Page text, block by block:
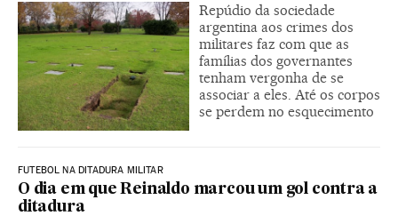
Repúdio da sociedade
argentina aos crimes dos
militares faz com que as
famílias dos governantes
tenham vergonha de se
associar a eles. Até os corpos
se perdem no esquecimento
FUTEBOL NA DITADURA MILITAR
O dia em que Reinaldo marcou um gol contra a
ditadura